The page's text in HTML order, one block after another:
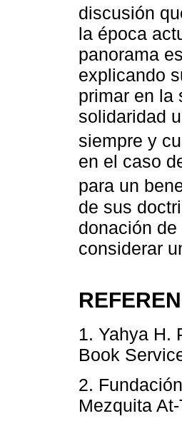
discusión
la época
panorama
explicando
primar en la
solidaridad
siempre y
en el caso
para un
de sus
donación
considerar
1. Yahya H.
Book
2.
Mezquita